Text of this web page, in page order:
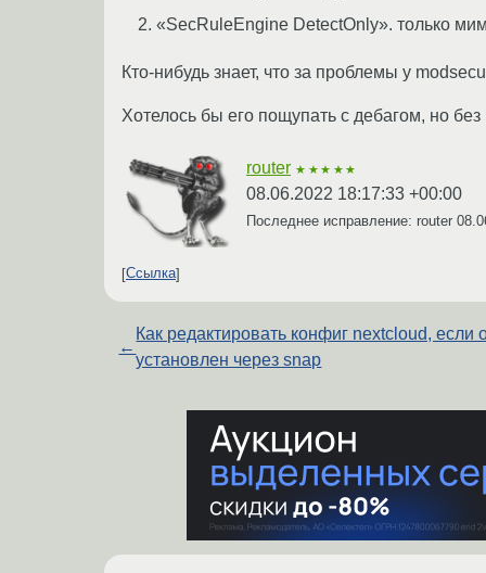
«SecRuleEngine DetectOnly». только
Кто-нибудь знает, что за проблемы у
Хотелось бы его пощупать с дебагом, но
router ★★★★★
08.06.2022 18:17:33 +00:00
Последнее исправление: router
Ссылка
←
Как редактировать конфиг nextcloud, если
установлен через snap